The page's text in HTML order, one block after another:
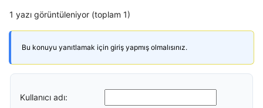
1 yazı görüntüleniyor (toplam 1)
Bu konuyu yanıtlamak için giriş yapmış olmalısınız.
Kullanıcı adı: